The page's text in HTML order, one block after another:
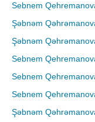
Sebnem
Şəbnəm
Şəbnəm
Sebnem
Sebnem
Sebnem
Şəbnəm